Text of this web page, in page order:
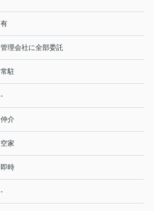
有
管理会社に全部委託
常駐
-
仲介
空家
即時
-